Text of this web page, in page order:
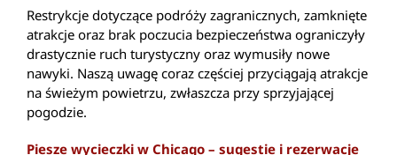
Restrykcje dotyczące podróży zagranicznych, zamknięte
atrakcje oraz brak poczucia bezpieczeństwa ograniczyły
drastycznie ruch turystyczny oraz wymusiły nowe
nawyki. Naszą uwagę coraz częściej przyciągają atrakcje
na świeżym powietrzu, zwłaszcza przy sprzyjającej
pogodzie.
Piesze wycieczki w Chicago – sugestie i rezerwacje